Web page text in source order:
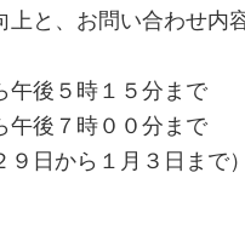
問い合わせ内容な
午後５時１５分まで
時００分まで
ら１月３日まで